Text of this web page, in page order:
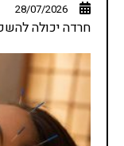
28/07/2026
חרדה יכולה